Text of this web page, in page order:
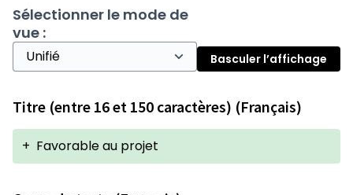
Sélectionner le mode de
vue :
Basculer l’affichage
Titre (entre 16 et 150 caractères) (Français)
+ Favorable au projet